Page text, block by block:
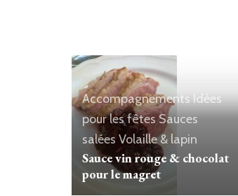
AccompagnementsIdées
pour les fêtes Sauces
saléesVolaille & lapin
Sauce vin rouge & chocolat
pour le magret